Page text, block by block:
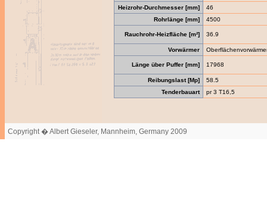
Heizrohr-Durchmesser [mm]
46
Rohrlänge [mm]
4500
Rauchrohr-Heizfläche [m²] 36.9
Vorwärmer
Länge über Puffer [mm] 17968
Reibungslast [Mp]
58.5
Tenderbauart
pr 3 T16,5
Copyright � Albert Gieseler, Mannheim, Germany 2009